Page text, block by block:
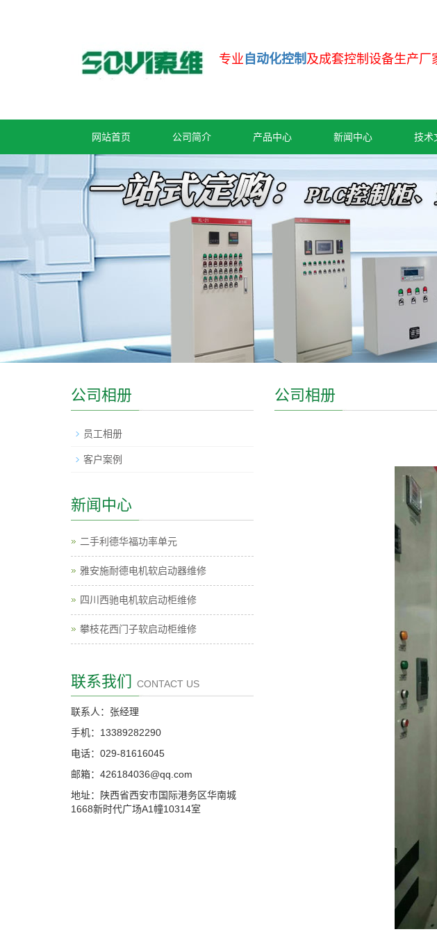
专业 自动化控制 及成套控制设备生产厂
网站首页 公司简介 产品中心 新闻中心 技术
公司相册
公司相册
员工相册
客户案例
新闻中心
二手利德华福功率单元
雅安施耐德电机软启动器维修
四川西驰电机软启动柜维修
攀枝花西门子软启动柜维修
联系我们 CONTACT US
联系人：张经理
手机：13389282290
电话：029-81616045
邮箱：426184036@qq.com
地址：陕西省西安市国际港务区华南城
1668新时代广场A1幢10314室